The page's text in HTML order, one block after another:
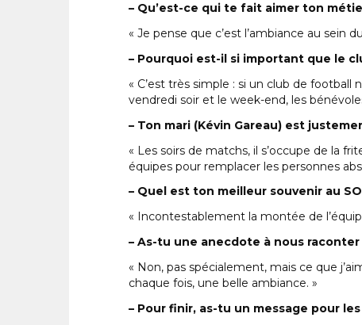
– Qu’est-ce qui te fait aimer ton
« Je pense que c’est l’ambiance au
– Pourquoi est-il si important que le
« C’est très simple : si un club de
vendredi soir et le week-end, les
– Ton mari (Kévin Gareau) est
« Les soirs de matchs, il s’occupe de la
équipes pour remplacer les personnes
– Quel est ton meilleur souvenir au
« Incontestablement la montée de
– As-tu une anecdote à nous raconter
« Non, pas spécialement, mais ce que
chaque fois, une belle ambiance. »
– Pour finir, as-tu un message pour